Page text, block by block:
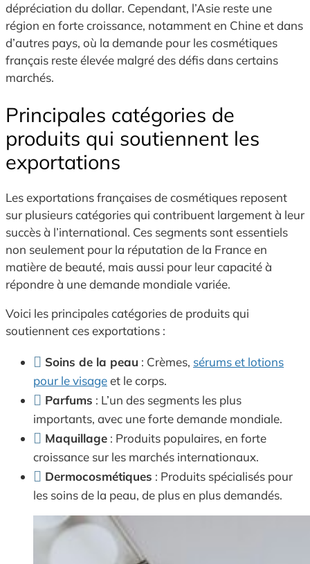
dépréciation du dollar. Cependant, l’Asie reste une
région en forte croissance, notamment en Chine et dans
d’autres pays, où la demande pour les cosmétiques
français reste élevée malgré des défis dans certains
marchés.
Principales catégories de
produits qui soutiennent les
exportations
Les exportations françaises de cosmétiques reposent
sur plusieurs catégories qui contribuent largement à leur
succès à l’international. Ces segments sont essentiels
non seulement pour la réputation de la France en
matière de beauté, mais aussi pour leur capacité à
répondre à une demande mondiale variée.
Voici les principales catégories de produits qui
soutiennent ces exportations :
Soins de la peau : Crèmes, sérums et lotions
pour le visageet le corps.
Parfums : L’un des segments les plus
importants, avec une forte demande mondiale.
Maquillage : Produits populaires, en forte
croissance sur les marchés internationaux.
Dermocosmétiques : Produits spécialisés pour
les soins de la peau, de plus en plus demandés.